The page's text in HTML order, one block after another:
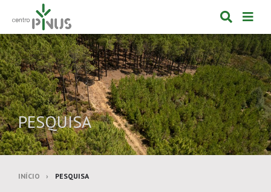
Alternar
de
de
PESQUISA
INÍCIO PESQUISA